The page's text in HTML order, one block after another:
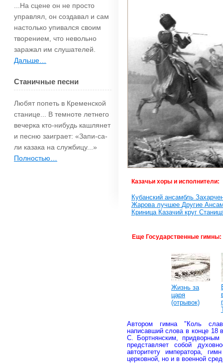
...На сцене он не просто
управлял, он создавал и сам
настолько упи­вался своим
творением, что невольно
зара­жал им слушателей.
Дальше…
Станичные песни
Любят попеть в Кременской
станице... В темноте летнего
вечерка кто-нибудь каш­лянет
и песню заиграет: «Запи-са-
ли казака на службицу...»
Полностью…
Казачьи хоры и исполнители:
Кубанский ансамбль
Жарова лучшее Другие
Криница Казачий круг
Еще Государственные гимны:
Жизнь за
царя
(отрывок)
Автором гимна "Коль
написавший слова в конце 18
С. Бортнянским, придворным
представляет собой
авторитету императора,
церковной, но и в военной